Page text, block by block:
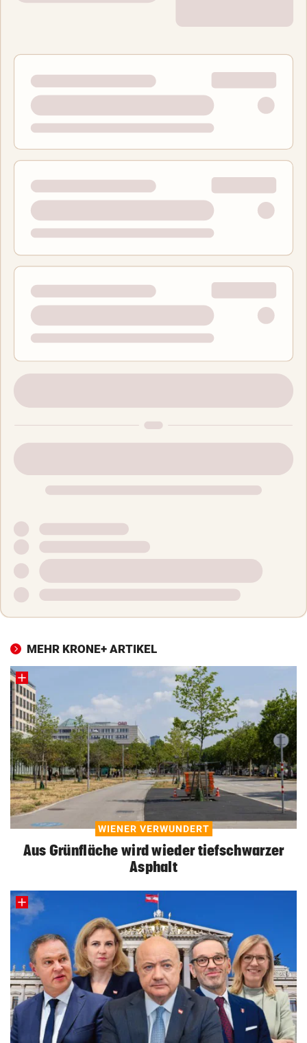
MEHR KRONE+ ARTIKEL
WIENER VERWUNDERT
Aus Grünfläche wird wieder tiefschwarzer
Asphalt